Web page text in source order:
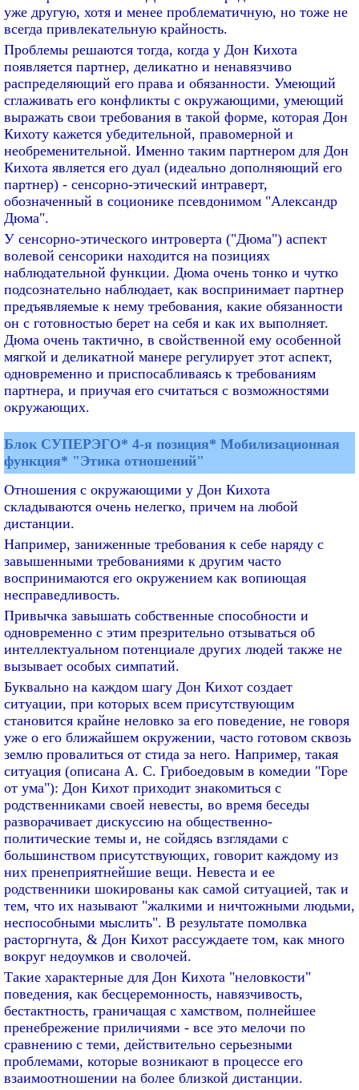
уже другую, хотя и менее проблематичную, но тоже не
всегда привлекательную крайность.
Проблемы решаются тогда, когда у Дон Кихота
появляется партнер, деликатно и ненавязчиво
распределяющий его права и обязанности. Умеющий
сглаживать его конфликты с окружающими, умеющий
выражать свои требования в такой форме, которая Дон
Кихоту кажется убедительной, правомерной и
необременительной. Именно таким партнером для Дон
Кихота является его дуал (идеально дополняющий его
партнер) - сенсорно-этический интраверт,
обозначенный в соционике псевдонимом "Александр
Дюма".
У сенсорно-этического интроверта ("Дюма") аспект
волевой сенсорики находится на позициях
наблюдательной функции. Дюма очень тонко и чутко
подсознательно наблюдает, как воспринимает партнер
предъявляемые к нему требования, какие обязанности
он с готовностью берет на себя и как их выполняет.
Дюма очень тактично, в свойственной ему особенной
мягкой и деликатной манере регулирует этот аспект,
одновременно и приспосабливаясь к требованиям
партнера, и приучая его считаться с возможностями
окружающих.
Блок СУПЕРЭГО* 4-я позиция* Мобилизационная
функция* "Этика отношений"
Отношения с окружающими у Дон Кихота
складываются очень нелегко, причем на любой
дистанции.
Например, заниженные требования к себе наряду с
завышенными требованиями к другим часто
воспринимаются его окружением как вопиющая
несправедливость.
Привычка завышать собственные способности и
одновременно с этим презрительно отзываться об
интеллектуальном потенциале других людей также не
вызывает особых симпатий.
Буквально на каждом шагу Дон Кихот создает
ситуации, при которых всем присутствующим
становится крайне неловко за его поведение, не говоря
уже о его ближайшем окружении, часто готовом сквозь
землю провалиться от стида за него. Например, такая
ситуация (описана А. С. Грибоедовым в комедии "Горе
от ума"): Дон Кихот приходит знакомиться с
родственниками своей невесты, во время беседы
разворачивает дискуссию на общественно-
политические темы и, не сойдясь взглядами с
большинством присутствующих, говорит каждому из
них пренеприятнейшие вещи. Невеста и ее
родственники шокированы как самой ситуацией, так и
тем, что их называют "жалкими и ничтожными людьми,
неспособными мыслить". В результате помолвка
расторгнута, & Дон Кихот рассуждаете том, как много
вокруг недоумков и сволочей.
Такие характерные для Дон Кихота "неловкости"
поведения, как бесцеремонность, навязчивость,
бестактность, граничащая с хамством, полнейшее
пренебрежение приличиями - все это мелочи по
сравнению с теми, действительно серьезными
проблемами, которые возникают в процессе его
взаимоотношении на более близкой дистанции.